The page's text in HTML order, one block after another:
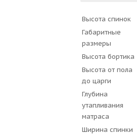
Высота спинок
Габаритные
размеры
Высота бортика
Высота от пола
до царги
Глубина
утапливания
матраса
Ширина спинки